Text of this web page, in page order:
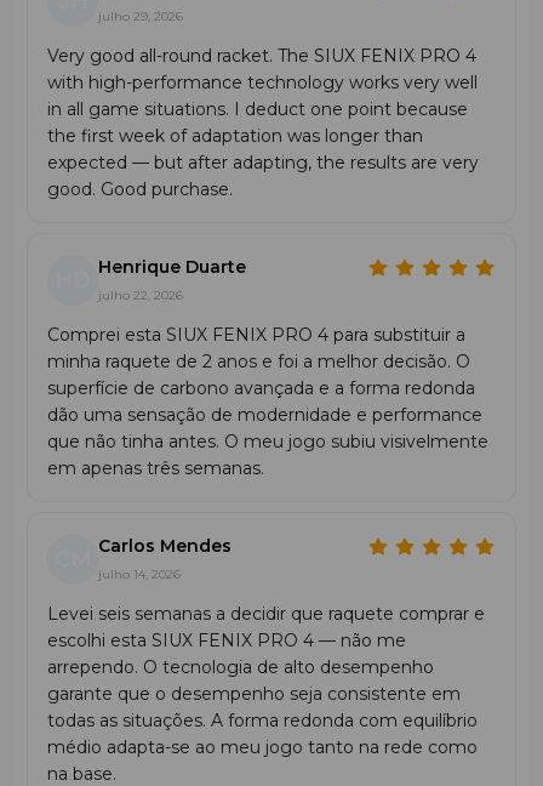
julho 29, 2026
Very good all-round racket. The SIUX FENIX PRO 4
with high-performance technology works very well
in all game situations. I deduct one point because
the first week of adaptation was longer than
expected — but after adapting, the results are very
good. Good purchase.
Henrique Duarte
julho 22, 2026
Comprei esta SIUX FENIX PRO 4 para substituir a
minha raquete de 2 anos e foi a melhor decisão. O
superfície de carbono avançada e a forma redonda
dão uma sensação de modernidade e performance
que não tinha antes. O meu jogo subiu visivelmente
em apenas três semanas.
Carlos Mendes
julho 14, 2026
Levei seis semanas a decidir que raquete comprar e
escolhi esta SIUX FENIX PRO 4 — não me
arrependo. O tecnologia de alto desempenho
garante que o desempenho seja consistente em
todas as situações. A forma redonda com equilíbrio
médio adapta-se ao meu jogo tanto na rede como
na base.